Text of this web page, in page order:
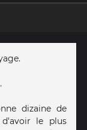
dizaine de
le plus